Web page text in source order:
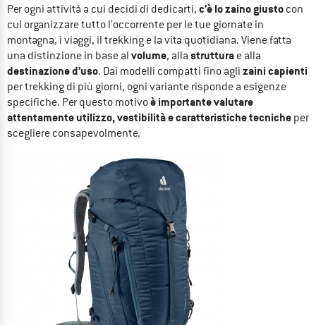
Per ogni attività a cui decidi di dedicarti, c’è lo zaino giusto con
cui organizzare tutto l’occorrente per le tue giornate in
montagna, i viaggi, il trekking e la vita quotidiana. Viene fatta
una distinzione in base al volume, alla struttura e alla
destinazione d’uso. Dai modelli compatti fino agli zaini capienti
per trekking di più giorni, ogni variante risponde a esigenze
specifiche. Per questo motivoè importante valutare
attentamente utilizzo, vestibilità e caratteristiche tecniche per
scegliere consapevolmente.